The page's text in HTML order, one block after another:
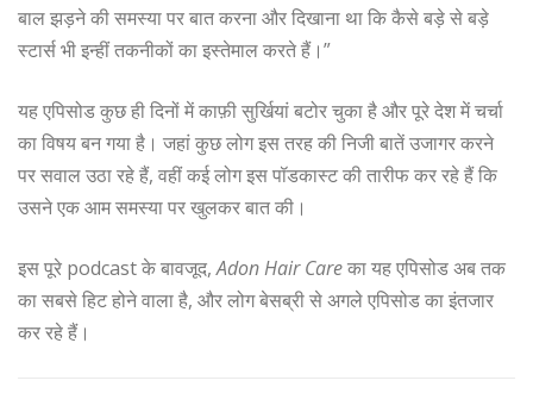
बाल झड़ने की समस्या पर बात करना और दिखाना था कि कैसे बड़े से बड़े
स्टार्स भी इन्हीं तकनीकों का इस्तेमाल करते हैं।”
यह एपिसोड कुछ ही दिनों में काफ़ी सुर्खियां बटोर चुका है और पूरे देश में चर्चा
का विषय बन गया है। जहां कुछ लोग इस तरह की निजी बातें उजागर करने
पर सवाल उठा रहे हैं, वहीं कई लोग इस पॉडकास्ट की तारीफ कर रहे हैं कि
उसने एक आम समस्या पर खुलकर बात की।
इस पूरे podcast के बावजूद,Adon Hair Careका यह एपिसोड अब तक
का सबसे हिट होने वाला है, और लोग बेसब्री से अगले एपिसोड का इंतजार
कर रहे हैं।